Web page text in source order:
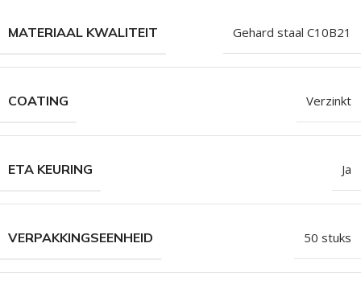
MATERIAAL KWALITEIT Gehard staal C10B21
COATING Verzinkt
ETA KEURING Ja
VERPAKKINGSEENHEID 50 stuks